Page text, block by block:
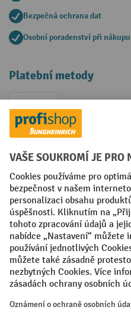
Bezpečná ochrana dat
Osobní poradenství při nákupu
Platební metody
Faktura
Sociální sítě
Facebook
YouTubeLinkedIn
VODP Otisk
Prohlášení o ochraně
Nastavení ochrany osobních
All prices excl. VAT plusshipping